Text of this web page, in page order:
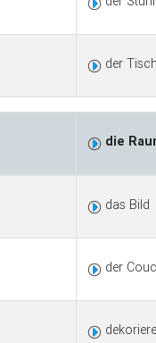
der Tisch
die
das Bild
der